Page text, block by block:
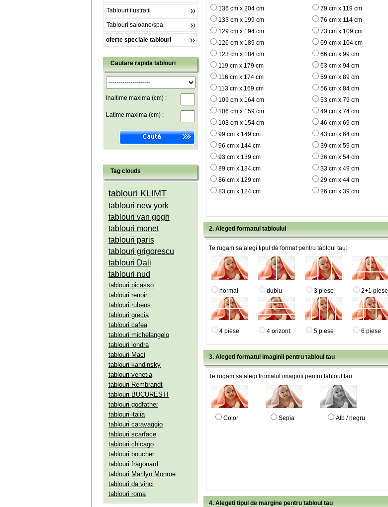
Tablouri ilustratii
Tablouri saloane/spa
oferte speciale tablouri
Cautare rapida tablouri
Inaltime maxima (cm) :
Latime maxima (cm) :
Tag clouds
tablouri KLIMT
tablouri new york
tablouri van gogh
tablouri monet
tablouri paris
tablouri grigorescu
tablouri Dali
tablouri nud
tablouri picasso
tablouri renoir
tablouri rubens
tablouri grecia
tablouri cafea
tablouri michelangelo
tablouri londra
tablouri Maci
tablouri kandinsky
tablouri venetia
tablouri Rembrandt
tablouri BUCURESTI
tablouri godfather
tablouri italia
tablouri caravaggio
tablouri scarface
tablouri chicago
tablouri boucher
tablouri fragonard
tablouri Marilyn Monroe
tablouri da vinci
tablouri roma
136 cm x 204 cm
79 cm x 119 cm
133 cm x 199 cm
76 cm x 114 cm
129 cm x 194 cm
73 cm x 109 cm
126 cm x 189 cm
69 cm x 104 cm
123 cm x 184 cm
66 cm x 99 cm
119 cm x 179 cm
63 cm x 94 cm
116 cm x 174 cm
59 cm x 89 cm
113 cm x 169 cm
56 cm x 84 cm
109 cm x 164 cm
53 cm x 79 cm
106 cm x 159 cm
49 cm x 74 cm
103 cm x 154 cm
46 cm x 69 cm
99 cm x 149 cm
43 cm x 64 cm
96 cm x 144 cm
39 cm x 59 cm
93 cm x 139 cm
36 cm x 54 cm
89 cm x 134 cm
33 cm x 49 cm
86 cm x 129 cm
29 cm x 44 cm
83 cm x 124 cm
26 cm x 39 cm
2. Alegeti formatul tabloului
Te rugam sa alegi tipul de format pentru tabloul tau:
normal dublu 3 piese 2+1 piese
4 piese 4 orizont. 5 piese 6 piese
3. Alegeti formatul imaginii pentru tabloul tau
Te rugam sa alegi fromatul imaginii pentru tabloul tau:
Color Sepia Alb / negru
4. Alegeti tipul de margine pentru tabloul tau